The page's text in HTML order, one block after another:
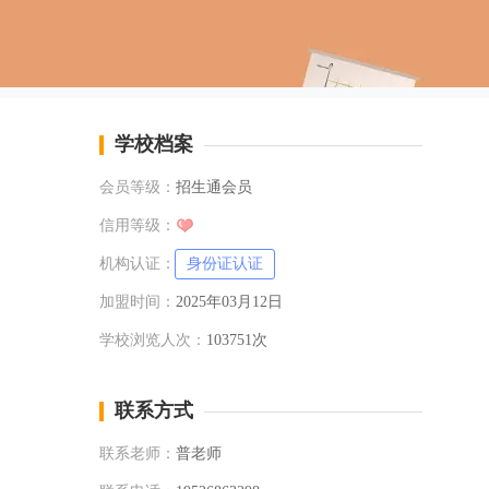
学校档案
会员等级： 招生通会员
信用等级：
机构认证： 身份证认证
加盟时间： 2025年03月12日
学校浏览人次： 103751次
联系方式
联系老师： 普老师